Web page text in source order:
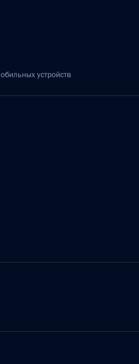
устройств